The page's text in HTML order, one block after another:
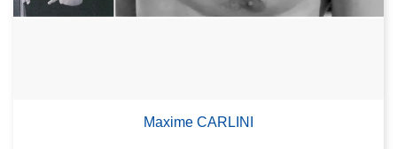
Maxime CARLINI